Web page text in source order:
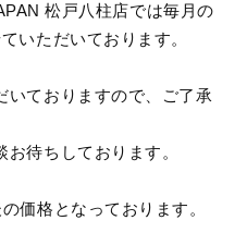
松戸八柱店では毎月の
いただいております。
いておりますので、ご了承
待ちしております。
価格となっております。